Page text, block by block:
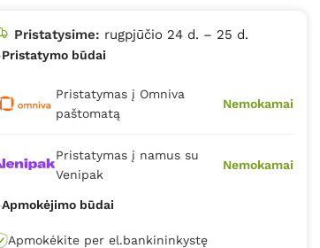
Pristatysime: rugpjūčio 24 d. – 25 d.
Pristatymo būdai
Pristatymas į Omniva
paštomatą
Nemokamai
Pristatymas į namus su
Venipak
Nemokamai
Apmokėjimo būdai
Apmokėkite per el.bankininkystę